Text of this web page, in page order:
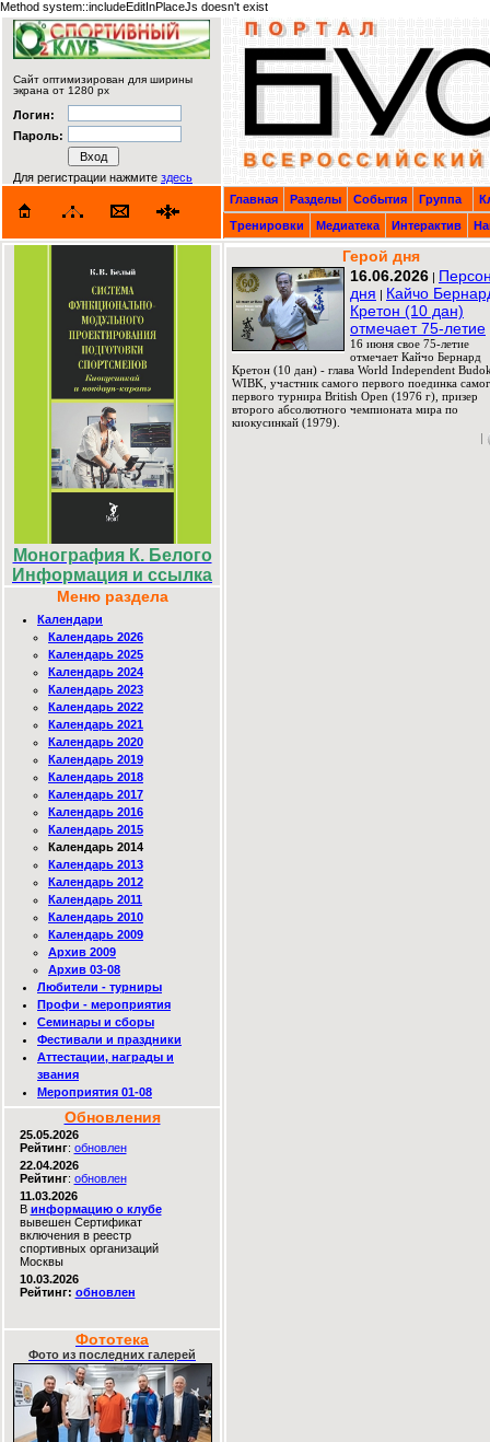
Method system::includeEditInPlaceJs doesn't exist
Сайт оптимизирован для ширины
экрана от 1280 px
Логин:
Пароль:
Для регистрации нажмите здесь
Главная
Разделы События Группа
Тренировки
Медиатека Интерактив
Монография К. Белого
Информация и ссылка
Меню раздела
Календари
Календарь 2026
Календарь 2025
Календарь 2024
Календарь 2023
Календарь 2022
Календарь 2021
Календарь 2020
Календарь 2019
Календарь 2018
Календарь 2017
Календарь 2016
Календарь 2015
Календарь 2014
Календарь 2013
Календарь 2012
Календарь 2011
Календарь 2010
Календарь 2009
Архив 2009
Архив 03-08
Любители - турниры
Профи - мероприятия
Семинары и сборы
Фестивали и праздники
Аттестации, награды и
звания
Мероприятия 01-08
Обновления
25.05.2026
Рейтинг: обновлен
22.04.2026
Рейтинг: обновлен
11.03.2026
В информацию о клубе
вывешен Сертификат
включения в реестр
спортивных организаций
Москвы
10.03.2026
Рейтинг: обновлен
Фототека
Фото из последних галерей
Герой дня
16.06.2026 |
дня | Кайчо
Кретон (10 дан)
отмечает 75-летие
16 июня свое 75-летие
отмечает Кайчо Бернард
Кретон (10 дан) - глава World Independent
WIBK, участник самого первого поединка
первого турнира British Open (1976 г), призер
второго абсолютного чемпионата мира по
киокусинкай (1979).
|